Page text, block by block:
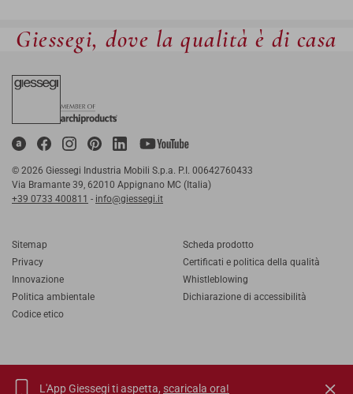
Giessegi, dove la qualità è di casa
© 2026 Giessegi Industria Mobili S.p.a. P.I. 00642760433
Via Bramante 39, 62010 Appignano MC (Italia)
+39 0733 400811 - info@giessegi.it
Sitemap
Privacy
Innovazione
Politica ambientale
Codice etico
Scheda prodotto
Certificati e politica della qualità
Whistleblowing
Dichiarazione di accessibilità
L'App Giessegi ti aspetta, scaricala ora!